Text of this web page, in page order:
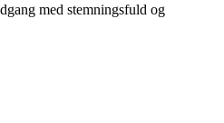
med stemningsfuld og